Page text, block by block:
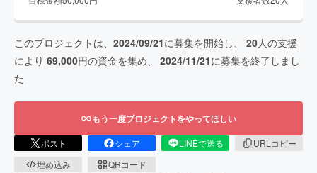
このプロジェクトは、 2024/09/21に募集を開始し、 20人の支援
により 69,000円の資金を集め、 2024/11/21に募集を終了しまし
た
もう一度プロジェクトをやってほしい
ポスト シェア LINEで送る
URLコピー
埋め込み
QRコード